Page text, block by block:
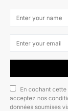
En cochant
acceptez nos
données soumises